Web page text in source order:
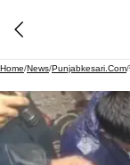
Home/News/Punjabkesari.com/